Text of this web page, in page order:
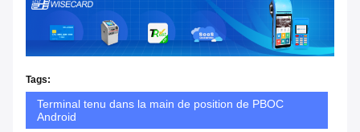
Tags:
Terminal tenu dans la main de position de PBOC
Android